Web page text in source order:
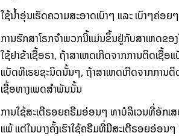
ໃຊ້ນ້ຳອຸ່ນເຮັດຄວາມສະອາດເບົາໆ ແລະ ເບົາໆຄ່ອຍ
ການຮັກສາໂຣກຈຳພວກນີ້ແມ່ນຂຶ້ນຢູ່ກັບສາເຫດຂອ
ໃຊ້ຢາຂ້າເຊື້ອຣາ, ຖ້າສາເຫດເກີດຈາກການຕິດເຊື້ອ
ແບັດທີເຣຍຊະນິດນັ້ນໆ, ຖ້າສາເຫດເກີດຈາກການ
ເຊື້ອທາງເພດສຳພັນນັ້ນ
ການໃຊ້ສະເຕີຣອຍຄຣີມອ່ອນໆ ທາບໍລິເວນທີ່ອັກເ
ແພ້ ແຕ່ໃນບາງຄັ້ງເຮົາໃຊ້ຄຣີມທີ່ມີສະເຕີຣອຍອ່ອ